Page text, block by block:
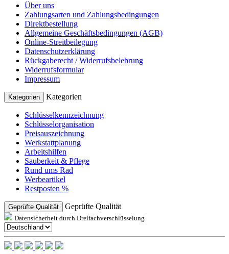
Über uns
Zahlungsarten und Zahlungsbedingungen
Direktbestellung
Allgemeine Geschäftsbedingungen (AGB)
Online-Streitbeilegung
Datenschutzerklärung
Rückgaberecht / Widerrufsbelehrung
Widerrufsformular
Impressum
Kategorien Kategorien
Schlüsselkennzeichnung
Schlüsselorganisation
Preisauszeichnung
Werkstattplanung
Arbeitshilfen
Sauberkeit & Pflege
Rund ums Rad
Werbeartikel
Restposten %
Geprüfte Qualität Geprüfte Qualität
Datensicherheit durch Dreifachverschlüsselung